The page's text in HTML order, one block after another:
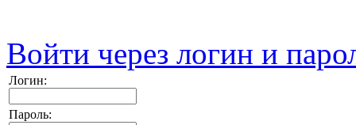
Войти через логин и
Логин:
Пароль: